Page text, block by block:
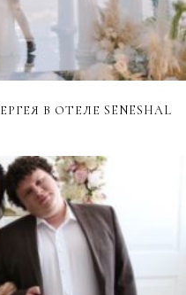
В ОТЕЛЕ SENESHAL